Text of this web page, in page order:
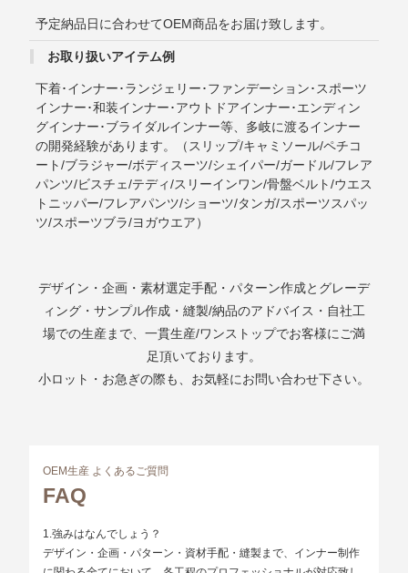
予定納品日に合わせてOEM商品をお届け致します。
お取り扱いアイテム例
下着･インナー･ランジェリー･ファンデーション･スポーツ
インナー･和装インナー･アウトドアインナー･エンディン
グインナー･ブライダルインナー等、多岐に渡るインナー
の開発経験があります。（スリップ/キャミソール/ペチコ
ート/ブラジャー/ボディスーツ/シェイパー/ガードル/フレア
パンツ/ビスチェ/テディ/スリーインワン/骨盤ベルト/ウエス
トニッパー/フレアパンツ/ショーツ/タンガ/スポーツスパッ
ツ/スポーツブラ/ヨガウエア）
デザイン・企画・素材選定手配・パターン作成とグレーデ
ィング・サンプル作成・縫製/納品のアドバイス・自社工
場での生産まで、一貫生産/ワンストップでお客様にご満
足頂いております。
小ロット・お急ぎの際も、お気軽にお問い合わせ下さい。
OEM生産 よくあるご質問
FAQ
1.強みはなんでしょう？
デザイン・企画・パターン・資材手配・縫製まで、インナー制作